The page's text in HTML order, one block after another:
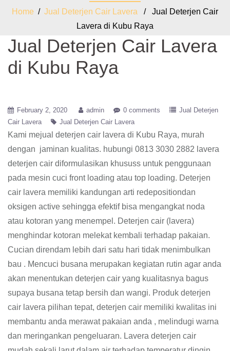
Home / Jual Deterjen Cair Lavera / Jual Deterjen Cair
Lavera di Kubu Raya
Jual Deterjen Cair Lavera
di Kubu Raya
February 2, 2020 admin 0 comments
Jual Deterjen
Cair Lavera
Jual Deterjen Cair Lavera
Kami mejual deterjen cair lavera di Kubu Raya, murah
dengan jaminan kualitas. hubungi 0813 3030 2882 lavera
deterjen cair diformulasikan khususs untuk penggunaan
pada mesin cuci front loading atau top loading. Deterjen
cair lavera memiliki kandungan arti redepositiondan
oksigen active sehingga efektif bisa mengangkat noda
atau kotoran yang menempel. Deterjen cair (lavera)
menghindar kotoran melekat kembali terhadap pakaian.
Cucian direndam lebih dari satu hari tidak menimbulkan
bau . Mencuci busana merupakan kegiatan rutin agar anda
akan menentukan deterjen cair yang kualitasnya bagus
supaya busana tetap bersih dan wangi. Produk deterjen
cair lavera pilihan tepat, deterjen cair memiliki kwalitas ini
membantu anda merawat pakaian anda , melindugi warna
dan meringankan pengeluaran. Lavera deterjen cair